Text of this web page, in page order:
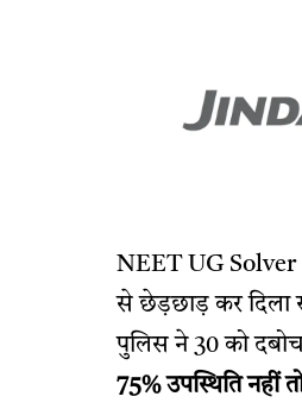
NEET UG Solver
से छेड़छाड़ कर दिला
पुलिस ने 30 को
75% उपस्थिति नहीं